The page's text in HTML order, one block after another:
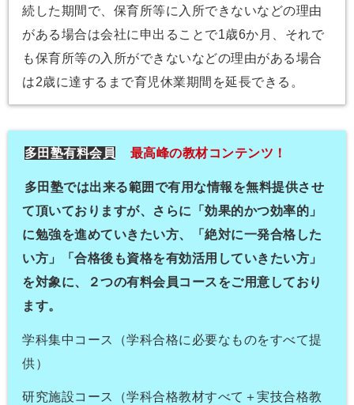
続した期間で、保育所等に入所できないなどの理由
がある場合は会社に申出ることで1歳6か月、それで
も保育所等の入所ができないなどの理由がある場合
は2歳に達するまで育児休業期間を延長できる。
多田塾有料会員 最高峰の教材コンテンツ！
多田塾では出来る範囲で有用な情報を無料提供させ
て頂いておりま すが、さらに「効果的かつ効率的」
に勉強を進めていきたい方、
「絶対に一発合格した
い方」「合格後も資格を有効活用していきたい方」
を対象に、
２つの有料会員コースをご用意しており
ます。
学科集中コース（学科合格に必要なものをすべて提
供）
研究施設コース（学科合格教材すべて＋実技合格教